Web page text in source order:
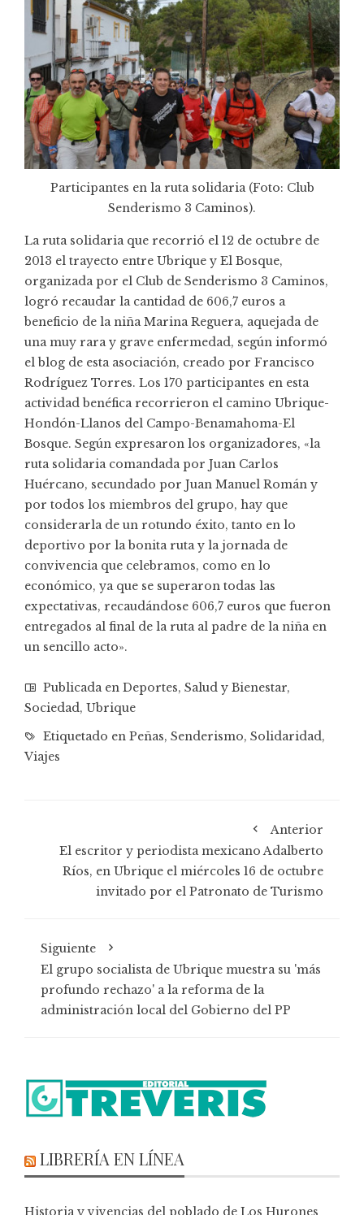
Participantes en la ruta solidaria (Foto: Club
Senderismo 3 Caminos).
La ruta solidaria que recorrió el 12 de octubre de
2013 el trayecto entre Ubrique y El Bosque,
organizada por el Club de Senderismo 3 Caminos,
logró recaudar la cantidad de 606,7 euros a
beneficio de la niña Marina Reguera, aquejada de
una muy rara y grave enfermedad, según informó
elblog de esta asociación, creado por Francisco
Rodríguez Torres. Los 170 participantes en esta
actividad benéfica recorrieron el camino Ubrique-
Hondón-Llanos del Campo-Benamahoma-El
Bosque. Según expresaron los organizadores, «la
ruta solidaria comandada por Juan Carlos
Huércano, secundado por Juan Manuel Román y
por todos los miembros del grupo, hay que
considerarla de un rotundo éxito, tanto en lo
deportivo por la bonita ruta y la jornada de
convivencia que celebramos, como en lo
económico, ya que se superaron todas las
expectativas, recaudándose 606,7 euros que fueron
entregados al final de la ruta al padre de la niña en
un sencillo acto».
Publicada en Deportes, Salud y Bienestar,
Sociedad, Ubrique
Etiquetado en Peñas, Senderismo, Solidaridad,
Viajes
Anterior
El escritor y periodista mexicano Adalberto
Ríos, en Ubrique el miércoles 16 de octubre
invitado por el Patronato de Turismo
Siguiente
El grupo socialista de Ubrique muestra su 'más
profundo rechazo' a la reforma de la
administración local del Gobierno del PP
LIBRERÍA EN LÍNEA
Historia y vivencias del poblado de Los Hurones